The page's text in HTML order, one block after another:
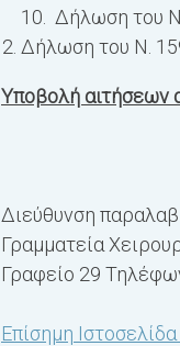
10. Δήλωση του
Δήλωση του Ν.
Υποβολή
Διεύθυνση
Γραμματεία
Γραφείο 29
Επίσημη